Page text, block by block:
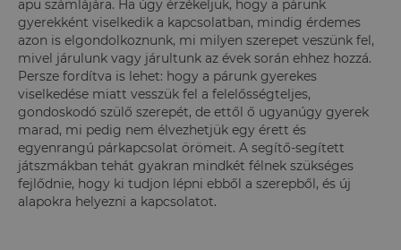
apu számlájára. Ha úgy érzékeljük, hogy a párunk
gyerekként viselkedik a kapcsolatban, mindig érdemes
azon is elgondolkoznunk, mi milyen szerepet veszünk fel,
mivel járulunk vagy járultunk az évek során ehhez hozzá.
Persze fordítva is lehet: hogy a párunk gyerekes
viselkedése miatt vesszük fel a felelősségteljes,
gondoskodó szülő szerepét, de ettől ő ugyanúgy gyerek
marad, mi pedig nem élvezhetjük egy érett és
egyenrangú párkapcsolat örömeit. A segítő-segített
játszmákban tehát gyakran mindkét félnek szükséges
fejlődnie, hogy ki tudjon lépni ebből a szerepből, és új
alapokra helyezni a kapcsolatot.